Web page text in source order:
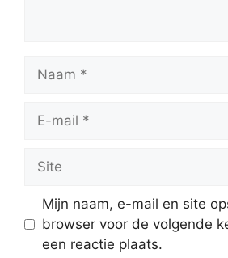
mail
Mijn naam, e-mail en site
browser voor de volgende
een reactie plaats.